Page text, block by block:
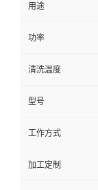
用途
功率
清洗温度
型号
工作方式
加工定制